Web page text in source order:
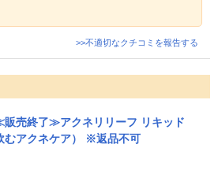
>>不適切なクチコミを報告する
売終了≫アクネリリーフ リキッド
むアクネケア） ※返品不可